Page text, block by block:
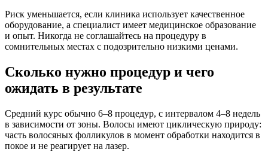
Риск уменьшается, если клиника использует качественное
оборудование, а специалист имеет медицинское образование
и опыт. Никогда не соглашайтесь на процедуру в
сомнительных местах с подозрительно низкими ценами.
Сколько нужно процедур и чего
ожидать в результате
Средний курс обычно 6–8 процедур, с интервалом 4–8 недель
в зависимости от зоны. Волосы имеют циклическую природу:
часть волосяных фолликулов в момент обработки находится в
покое и не реагирует на лазер.